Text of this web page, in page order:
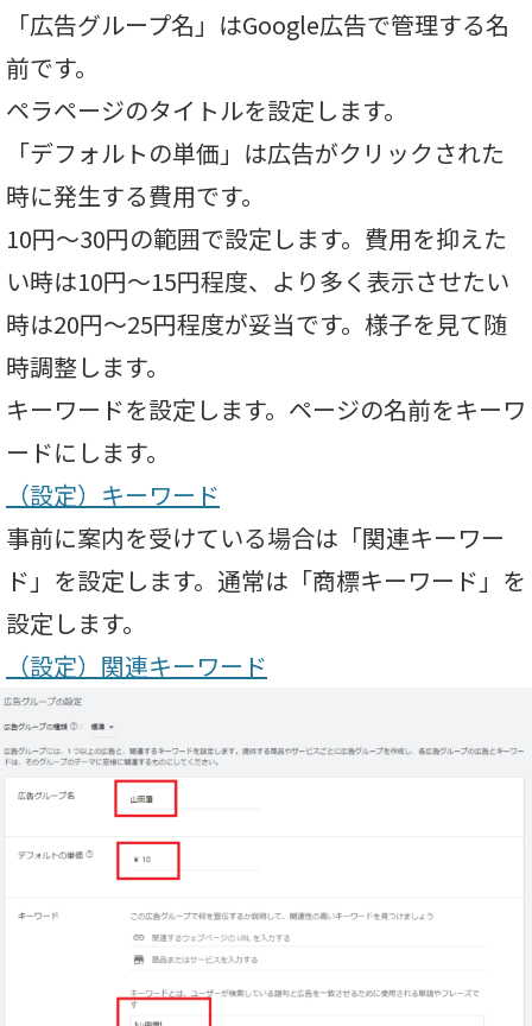
「広告グループ名」はGoogle広告で管理する名
前です。
ペラページのタイトルを設定します。
「デフォルトの単価」は広告がクリックされた
時に発生する費用です。
10円～30円の範囲で設定します。費用を抑えた
い時は10円～15円程度、より多く表示させたい
時は20円～25円程度が妥当です。様子を見て随
時調整します。
キーワードを設定します。ページの名前をキーワ
ードにします。
（設定）キーワード
事前に案内を受けている場合は「関連キーワー
ド」を設定します。通常は「商標キーワード」を
設定します。
（設定）関連キーワード